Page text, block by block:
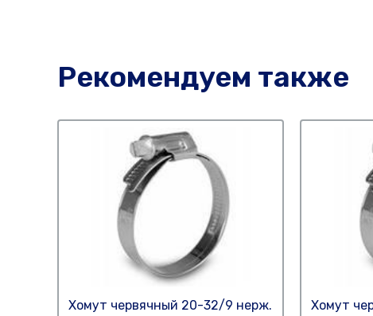
Рекомендуем также
Хомут червячный 20-32/9 нерж.
Хомут